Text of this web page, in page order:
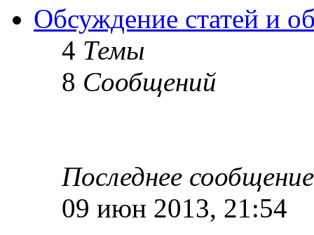
Обсуждение статей и
4 Темы
8 Сообщений
Последнее сообщение
09 июн 2013, 21:54